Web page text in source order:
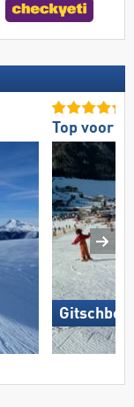
Top voor